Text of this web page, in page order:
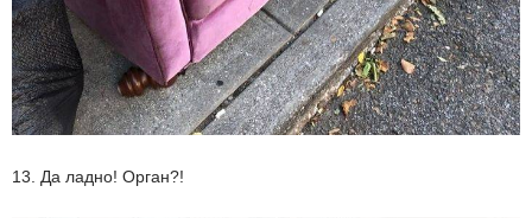
13. Да ладно! Орган?!